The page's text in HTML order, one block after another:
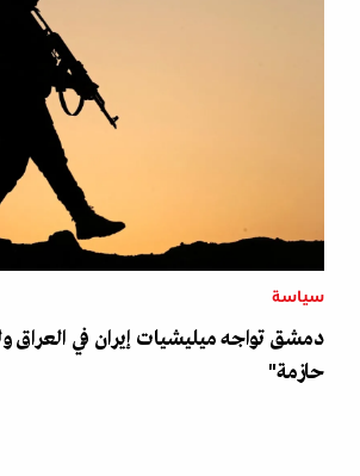
سياسة
دمشق تواجه ميليشيات إيران في العراق
حازمة"